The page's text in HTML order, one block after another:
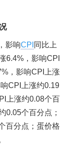
影响CPI 同比上
6.4%，影响CPI
，影响CPI上涨
CPI上涨约0.19
上涨约0.08个百
0.05个百分点；
百分点；蛋价格